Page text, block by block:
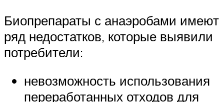
Биопрепараты с анаэробами имеют
ряд недостатков, которые выявили
потребители:
невозможность использования
переработанных отходов для